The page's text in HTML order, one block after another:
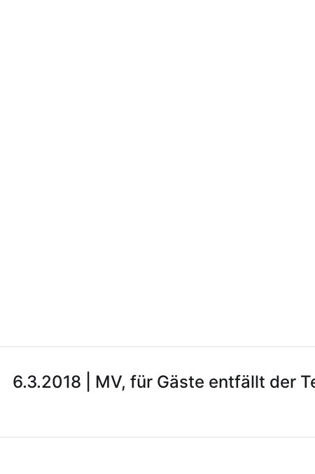
6.3.2018 | MV, für Gäste entfällt der